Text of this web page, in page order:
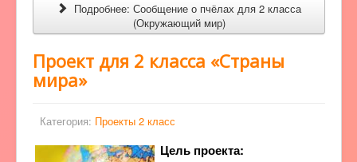
Подробнее: Сообщение о пчёлах для 2 класса
(Окружающий мир)
Проект для 2 класса «Страны
мира»
Категория: Проекты 2 класс
Цель проекта: